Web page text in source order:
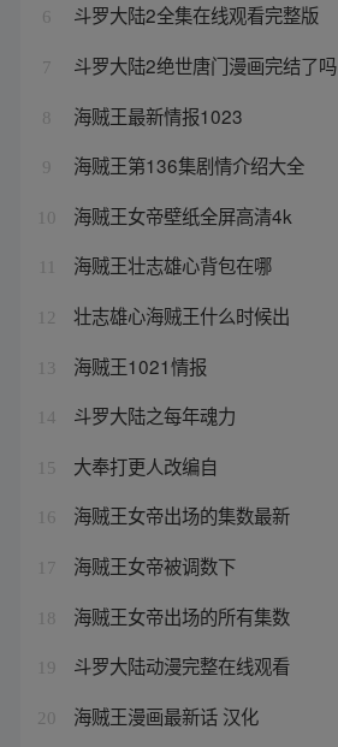
6 斗罗大陆2全集在线观看完整版
7 斗罗大陆2绝世唐门漫画完结了吗
8 海贼王最新情报1023
9 海贼王第136集剧情介绍大全
10 海贼王女帝壁纸全屏高清4k
海贼王壮志雄心背包在哪
12 壮志雄心海贼王什么时候出
13 海贼王1021情报
14 斗罗大陆之每年魂力
15 大奉打更人改编自
16 海贼王女帝出场的集数最新
17 海贼王女帝被调数下
18 海贼王女帝出场的所有集数
19 斗罗大陆动漫完整在线观看
20 海贼王漫画最新话 汉化